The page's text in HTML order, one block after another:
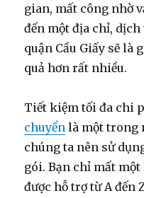
gian, mất công nhờ
đến một địa chỉ,
quận Cầu Giấy sẽ là
quả hơn rất nhiều.
Tiết kiệm tối đa chi
chuyển là một trong
chúng ta nên sử
gói. Bạn chỉ mất
được hỗ trợ từ A đến